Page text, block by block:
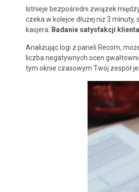
Istnieje bezpośredni związek
czeka w kolejce dłużej niż 3
kasjera.
Badanie satysfakcji klienta
Analizując logi z paneli Recom,
liczba negatywnych ocen
tym oknie czasowym Twój zespół